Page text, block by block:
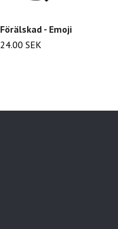
Förälskad - Emoji
24.00 SEK